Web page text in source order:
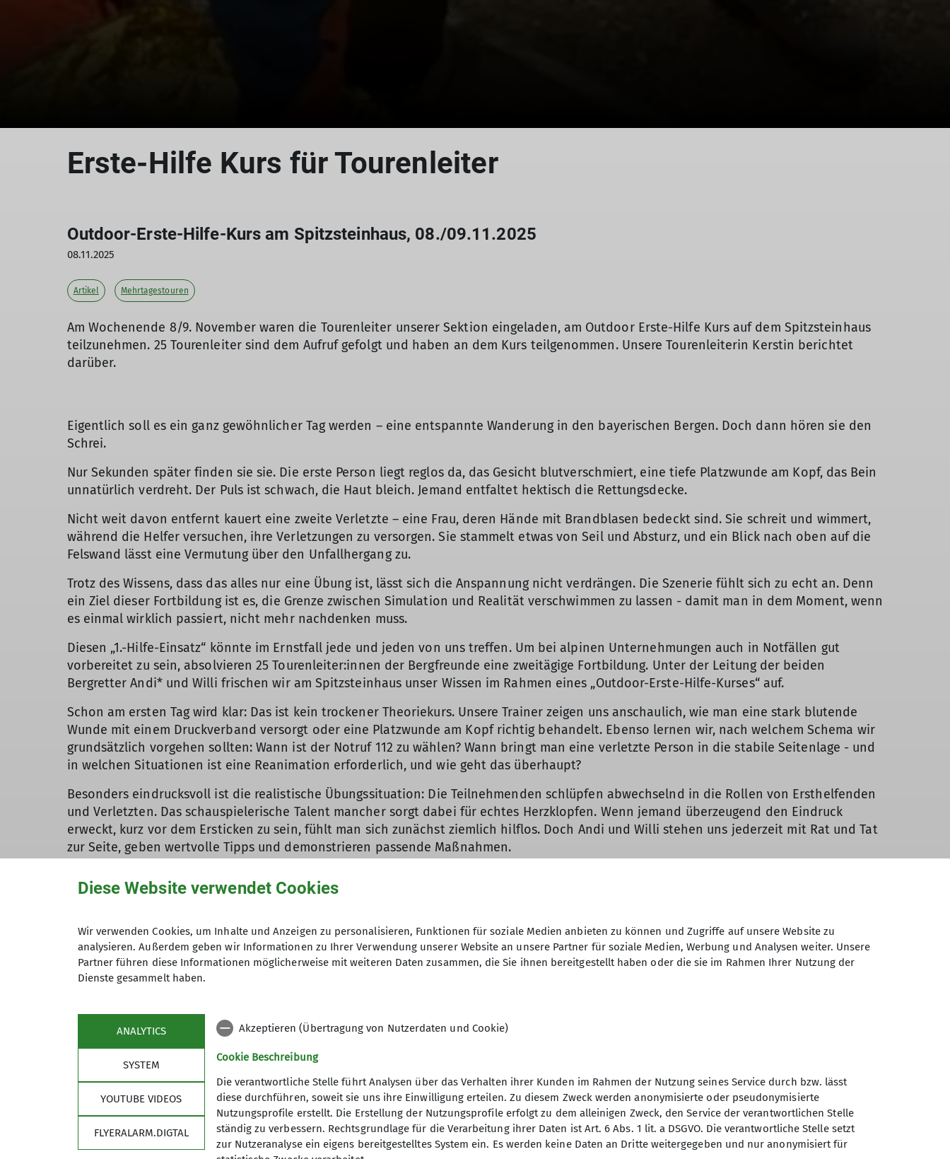
Erste-Hilfe Kurs für Tourenleiter
Outdoor-Erste-Hilfe-Kurs am Spitzsteinhaus, 08./09.11.2025
08.11.2025
Artikel Mehrtagestouren
Am Wochenende 8/9. November waren die Tourenleiter unserer Sektion eingeladen, am Outdoor Erste-Hilfe Kurs auf dem Spitzsteinhaus
teilzunehmen. 25 Tourenleiter sind dem Aufruf gefolgt und haben an dem Kurs teilgenommen. Unsere Tourenleiterin Kerstin berichtet
darüber.
Eigentlich soll es ein ganz gewöhnlicher Tag werden – eine entspannte Wanderung in den bayerischen Bergen. Doch dann hören sie den
Schrei.
Nur Sekunden später finden sie sie. Die erste Person liegt reglos da, das Gesicht blutverschmiert, eine tiefe Platzwunde am Kopf, das Bein
unnatürlich verdreht. Der Puls ist schwach, die Haut bleich. Jemand entfaltet hektisch die Rettungsdecke.
Nicht weit davon entfernt kauert eine zweite Verletzte – eine Frau, deren Hände mit Brandblasen bedeckt sind. Sie schreit und wimmert,
während die Helfer versuchen, ihre Verletzungen zu versorgen. Sie stammelt etwas von Seil und Absturz, und ein Blick nach oben auf die
Felswand lässt eine Vermutung über den Unfallhergang zu.
Trotz des Wissens, dass das alles nur eine Übung ist, lässt sich die Anspannung nicht verdrängen. Die Szenerie fühlt sich zu echt an. Denn
ein Ziel dieser Fortbildung ist es, die Grenze zwischen Simulation und Realität verschwimmen zu lassen - damit man in dem Moment, wenn
es einmal wirklich passiert, nicht mehr nachdenken muss.
Diesen „1.-Hilfe-Einsatz“ könnte im Ernstfall jede und jeden von uns treffen. Um bei alpinen Unternehmungen auch in Notfällen gut
vorbereitet zu sein, absolvieren 25 Tourenleiter:innen der Bergfreunde eine zweitägige Fortbildung. Unter der Leitung der beiden
Bergretter Andi* und Willi frischen wir am Spitzsteinhaus unser Wissen im Rahmen eines „Outdoor-Erste-Hilfe-Kurses“ auf.
Schon am ersten Tag wird klar: Das ist kein trockener Theoriekurs. Unsere Trainer zeigen uns anschaulich, wie man eine stark blutende
Wunde mit einem Druckverband versorgt oder eine Platzwunde am Kopf richtig behandelt. Ebenso lernen wir, nach welchem Schema wir
grundsätzlich vorgehen sollten: Wann ist der Notruf 112 zu wählen? Wann bringt man eine verletzte Person in die stabile Seitenlage - und
in welchen Situationen ist eine Reanimation erforderlich, und wie geht das überhaupt?
Besonders eindrucksvoll ist die realistische Übungssituation: Die Teilnehmenden schlüpfen abwechselnd in die Rollen von Ersthelfenden
und Verletzten. Das schauspielerische Talent mancher sorgt dabei für echtes Herzklopfen. Wenn jemand überzeugend den Eindruck
erweckt, kurz vor dem Ersticken zu sein, fühlt man sich zunächst ziemlich hilflos. Doch Andi und Willi stehen uns jederzeit mit Rat und Tat
zur Seite, geben wertvolle Tipps und demonstrieren passende Maßnahmen.
sollten wir künftig noch mehr achten?
Insgesamt ist es ein unglaublich spannendes und lehrreiches Wochenende und das Beste daran: Es macht richtig Spaß! Trotz der ernsten
Themen wird viel gelacht. Wann sieht man schon sechs Leute mit höchst kreativen Kopfverbänden rund ums Spitzsteinhaus? 😊
Diese Website verwendet Cookies
Wir verwenden Cookies, um Inhalte und Anzeigen zu personalisieren, Funktionen für soziale Medien anbieten zu können und Zugriffe auf unsere Website zu
analysieren. Außerdem geben wir Informationen zu Ihrer Verwendung unserer Website an unsere Partner für soziale Medien, Werbung und Analysen weiter. Unsere
Partner führen diese Informationen möglicherweise mit weiteren Daten zusammen, die Sie ihnen bereitgestellt haben oder die sie im Rahmen Ihrer Nutzung der
Dienste gesammelt haben.
ANALYTICS
SYSTEM
YOUTUBE VIDEOS
FLYERALARM.DIGTAL
Akzeptieren (Übertragung von Nutzerdaten und Cookie)
Cookie Beschreibung
Die verantwortliche Stelle führt Analysen über das Verhalten ihrer Kunden im Rahmen der Nutzung seines Service durch bzw. lässt
diese durchführen, soweit sie uns ihre Einwilligung erteilen. Zu diesem Zweck werden anonymisierte oder pseudonymisierte
Nutzungsprofile erstellt. Die Erstellung der Nutzungsprofile erfolgt zu dem alleinigen Zweck, den Service der verantwortlichen Stelle
ständig zu verbessern. Rechtsgrundlage für die Verarbeitung ihrer Daten ist Art. 6 Abs. 1 lit. a DSGVO. Die verantwortliche Stelle setzt
zur Nutzeranalyse ein eigens bereitgestelltes System ein. Es werden keine Daten an Dritte weitergegeben und nur anonymisiert für